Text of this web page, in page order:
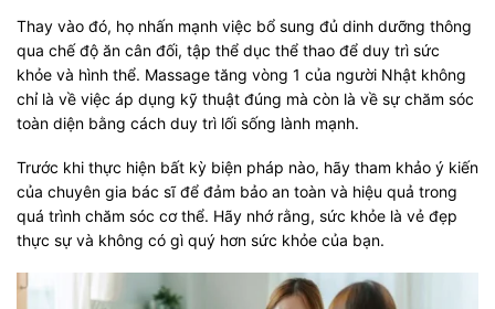
Thay vào đó, họ nhấn mạnh việc bổ sung đủ dinh dưỡng thông
qua chế độ ăn cân đối, tập thể dục thể thao để duy trì sức
khỏe và hình thể. Massage tăng vòng 1 của người Nhật không
chỉ là về việc áp dụng kỹ thuật đúng mà còn là về sự chăm sóc
toàn diện bằng cách duy trì lối sống lành mạnh.
Trước khi thực hiện bất kỳ biện pháp nào, hãy tham khảo ý kiến
của chuyên gia bác sĩ để đảm bảo an toàn và hiệu quả trong
quá trình chăm sóc cơ thể. Hãy nhớ rằng, sức khỏe là vẻ đẹp
thực sự và không có gì quý hơn sức khỏe của bạn.